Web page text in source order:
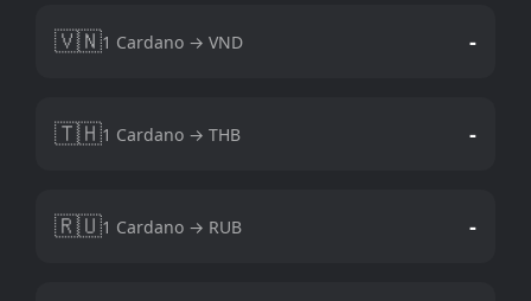
🇻🇳1 Cardano → VND -
🇹🇭1 Cardano → THB -
🇷🇺1 Cardano → RUB -